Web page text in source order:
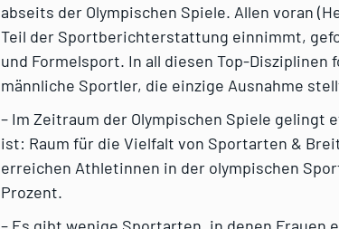
abseits der Olympischen Spiele. Allen voran
Teil der Sportberichterstattung einnimmt,
und Formelsport. In all diesen Top-
männliche Sportler, die einzige Ausnahme
– Im Zeitraum der Olympischen Spiele gelingt
ist: Raum für die Vielfalt von Sportarten &
erreichen Athletinnen in der olympischen
Prozent.